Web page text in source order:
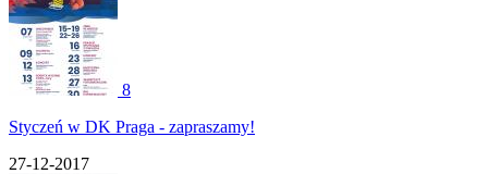
8
Styczeń w DK Praga - zapraszamy!
27-12-2017